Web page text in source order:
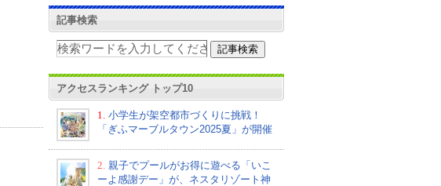
記事検索
アクセスランキング トップ10
1.
小学生が架空都市づくりに挑戦！
「ぎふマーブルタウン2025夏」が開催
2. 親子でプールがお得に遊べる「いこ
ーよ感謝デー」が、ネスタリゾート神